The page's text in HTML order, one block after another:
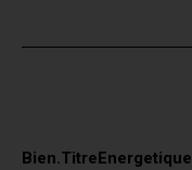
Bien.TitreEnergetique